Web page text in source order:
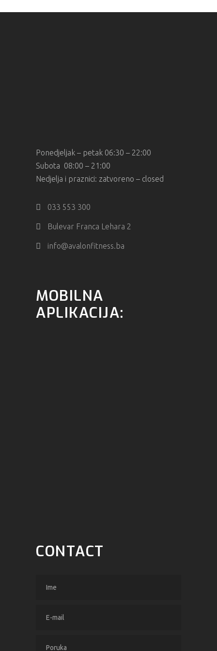
Ponedjeljak – petak 06:30 – 22:00
Subota 08:00 – 21:00
Nedjelja i praznici: zatvoreno – closed
033 553 300
Bulevar Franca Lehara 2
info@avalonfitness.ba
MOBILNA
APLIKACIJA:
CONTACT